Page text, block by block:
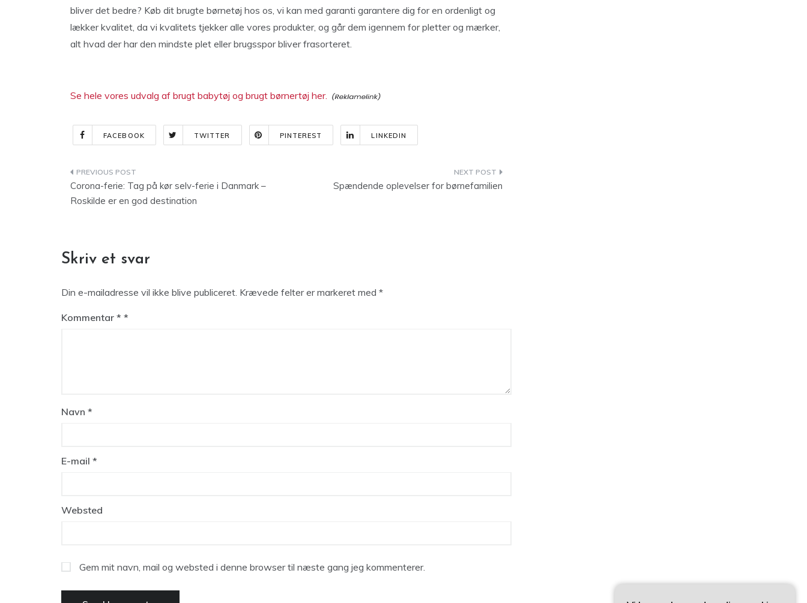
bliver det bedre? Køb dit brugte børnetøj hos os, vi kan med garanti garantere dig for en ordenligt og
lækker kvalitet, da vi kvalitets tjekker alle vores produkter, og går dem igennem for pletter og mærker,
alt hvad der har den mindste plet eller brugsspor bliver frasorteret.
Se hele vores udvalg af brugt babytøj og brugt børnertøj her.
FACEBOOK TWITTER PINTEREST LINKEDIN
Indlægsnavigation
Corona-ferie: Tag på kør selv-ferie i Danmark –
Roskilde er en god destination
Spændende oplevelser for børnefamilien
Skriv et svar
Din e-mailadresse vil ikke blive publiceret. Krævede felter er markeret med *
Kommentar *
Navn *
E-mail *
Websted
Gem mit navn, mail og websted i denne browser til næste gang jeg kommenterer.